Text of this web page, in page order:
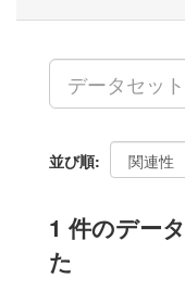
並び順
1 件のデー
た